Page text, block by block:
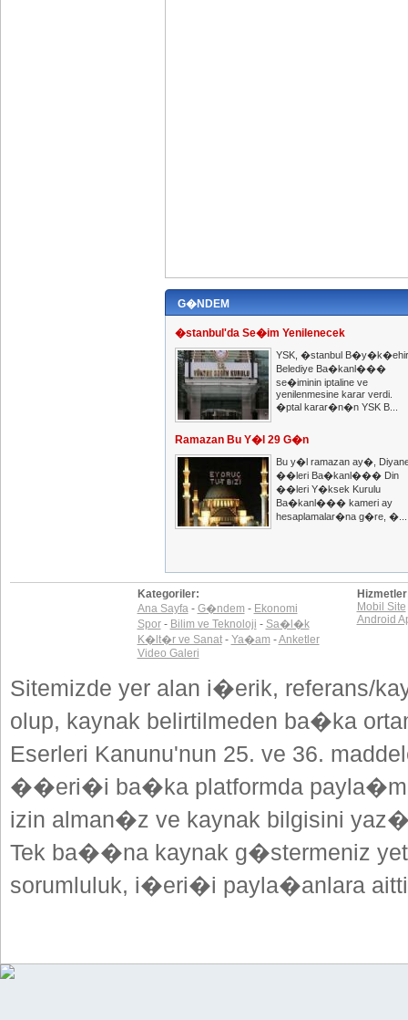
G�NDEM
�stanbul'da Se�im Yenilenecek
YSK, �stanbul B�y�k�ehir
Belediye Ba�kanl���
se�iminin iptaline ve
yenilenmesine karar verdi.
�ptal karar�n�n YSK B...
Ramazan Bu Y�l 29 G�n
Bu y�l ramazan ay�,
��leri Ba�kanl��� Din
��leri Y�ksek Kurulu
Ba�kanl��� kameri ay
hesaplamalar�na g�re, �...
Kategoriler:
Ana Sayfa- G�ndem - Ekonomi
Spor- Bilim ve Teknoloji - Sa�l�k
K�lt�r ve Sanat- Ya�am -Anketler
Video Galeri
Mobil Site
Android
Sitemizde yer alan i�erik, referans/
olup, kaynak belirtilmeden ba�ka
Eserleri Kanunu'nun 25. ve 36.
��eri�i ba�ka platformda
izin alman�z ve kaynak bilgisini
Tek ba��na kaynak g�stermeniz
sorumluluk, i�eri�i payla�anlara